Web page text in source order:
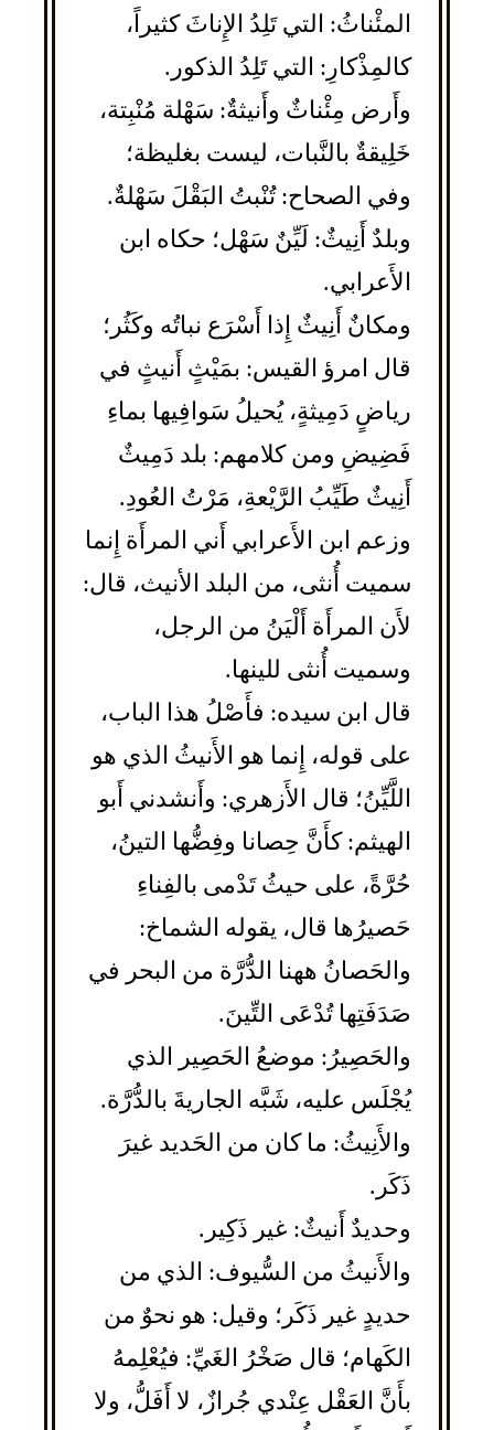
المئْناثُ: التي تَلِدُ الإِناثَ كثيراً،
كالمِذْكارِ: التي تَلِدُ الذكور.
وأَرض مِئْناثٌ وأَنيثةٌ: سَهْلة مُنْبِتة،
خَلِيقةٌ بالنَّبات، ليست بغليظة؛
وفي الصحاح: تُنْبتُ البَقْلَ سَهْلةٌ.
وبلدٌ أَنِيثٌ: لَيِّنٌ سَهْل؛ حكاه ابن
الأَعرابي.
ومكانٌ أَنِيثٌ إِذا أَسْرَع نباتُه وكَثُر؛
قال امرؤ القيس: بمَيْثٍ أَنيثٍ في
رياضٍ دَمِيثةٍ، يُحيلُ سَوافِيها بماءِ
فَضِيضِ ومن كلامهم: بلد دَمِيثٌ
أَنِيثٌ طَيِّبُ الرَّيْعةِ، مَرْتُ العُودِ.
وزعم ابن الأَعرابي أَني المرأَة إِنما
سميت أُنثى، من البلد الأنيث، قال:
لأَن المرأَة أَلْيَنُ من الرجل،
وسميت أُنثى للينها.
قال ابن سيده: فأَصْلُ هذا الباب،
على قوله، إِنما هو الأَنيثُ الذي هو
اللَّيِّنُ؛ قال الأَزهري: وأَنشدني أَبو
الهيثم: كأَنَّ حِصانا وفِضُّها التينُ،
حُرَّةً، على حيثُ تَدْمى بالفِناءِ
حَصيرُها قال، يقوله الشماخ:
والحَصانُ ههنا الدُّرَّة من البحر في
صَدَفَتِها تُدْعَى التِّينَ.
والحَصِيرُ: موضعُ الحَصِير الذي
يُجْلَس عليه، شَبَّه الجاريةَ بالدُّرَّة.
والأَنِيثُ: ما كان من الحَديد غيرَ
ذَكَر.
وحديدٌ أَنيثٌ: غير ذَكِير.
والأَنيثُ من السُّيوف: الذي من
حديدٍ غير ذَكَر؛ وقيل: هو نحوٌ من
الكَهام؛ قال صَخْرُ الغَيِّ: فيُعْلِمهُ
بأَنَّ العَقْل عِنْدي جُرازٌ، لا أَفَلُّ، ولا